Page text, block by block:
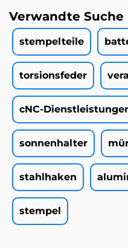
Verwandte Suche
stempelteile
torsionsfeder
cNC-
sonnenhalter
stahlhaken
stempel